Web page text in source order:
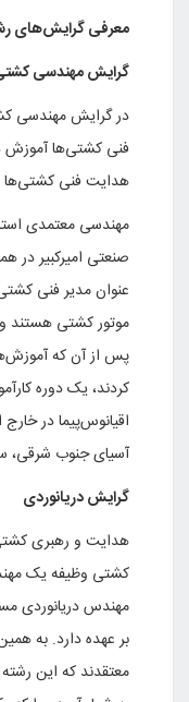
معرفی گرایش‌های
گرایش مهندسی
در گرایش مهندسی
فنی کشتی‌ها آموزش
هدایت فنی کشتی‌ها
مهندسی معتمدی
صنعتی امیرکبیر در
عنوان مدیر فنی
موتور کشتی هستند
پس از آن که
اقیانوس‌پیما در خارج
آسیای جنوب شرقی،
گرایش دریانوردی
هدایت و رهبری
کشتی وظیفه یک
مهندس دریانوردی
بر عهده دارد. به
معتقدند که این